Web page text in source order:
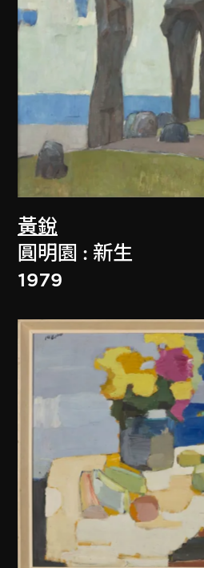
黃銳
圓明園 : 新生
1979